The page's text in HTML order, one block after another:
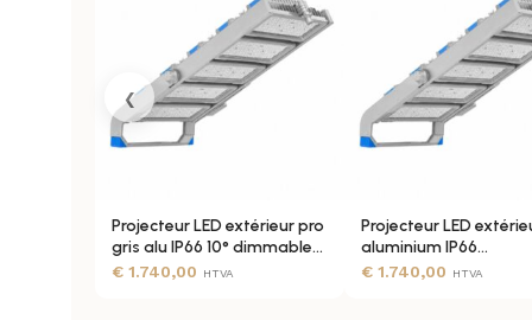
ANGLE DE ROTATION
INSTALLATION
Projecteur LED extérieur pro
gris alu IP66 10° dimmable
0-10V
€ 1.740,00 HTVA
Projecteur LED
aluminium IP66
asymétrique 0-10V
€1.740,00 HTVA
‹